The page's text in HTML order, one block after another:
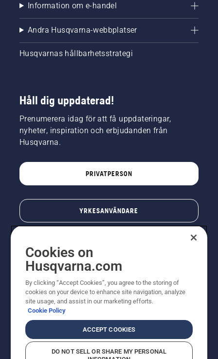
Information om e-handel
Andra Husqvarna-webbplatser
Husqvarnas hållbarhetsstrategi
Håll dig uppdaterad!
Prenumerera idag för att få uppdateringar,
nyheter, inspiration och erbjudanden från
Husqvarna.
PRIVATPERSON
YRKESANVÄNDARE
© Husqvarna AB (publ). All rights reserved. Priserna
som visas är rekommenderade cirkapriser. Alla angivna
priser är rekommenderade försäljningspriser (inkl.
moms) om inte produkten är tillgänglig för direkt köp.
CookiepolicyAnvändningsvillkor Sekretessmeddelande
Cookies on
Husqvarna.com
By clicking “Accept Cookies”, you agree to the storing of
cookies on your device to enhance site navigation, analyze
site usage, and assist in our marketing efforts.
Cookie Policy
ACCEPT COOKIES
DO NOT SELL OR SHARE MY PERSONAL